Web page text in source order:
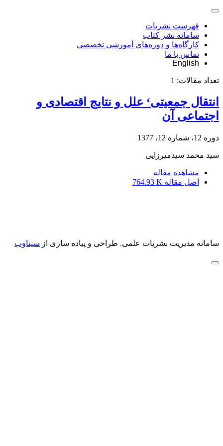
فهرست نشریات
سامانه نشر کتاب
کارگاه‌ها و دوره‌های آموزشی تخصصی
تماس با ما
English
تعداد مقالات: 1
انتقال جمعیتی‘ علل و نتایج اقتصادی و
اجتماعی آن
دوره 12، شماره 12، 1377
سید محمد سیدمیرزایی
مشاهده مقاله
اصل مقاله 764.93 K
سامانه مدیریت نشریات علمی. طراحی و پیاده سازی از سیناوب